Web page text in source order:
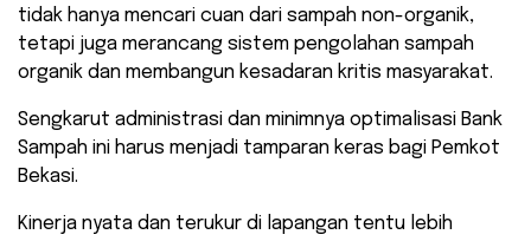
tidak hanya mencari cuan dari sampah non-organik,
tetapi juga merancang sistem pengolahan sampah
organik dan membangun kesadaran kritis masyarakat.
Sengkarut administrasi dan minimnya optimalisasi Bank
Sampah ini harus menjadi tamparan keras bagi Pemkot
Bekasi.
Kinerja nyata dan terukur di lapangan tentu lebih